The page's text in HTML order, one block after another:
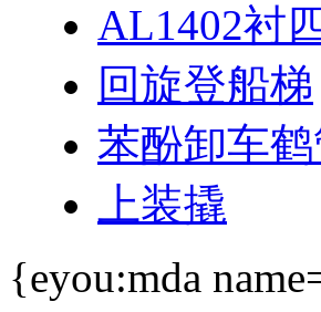
AL1402衬
回旋登船梯
苯酚卸车
上装撬
{eyou:mda